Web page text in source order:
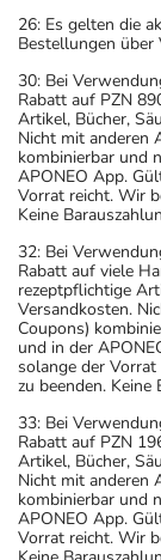
26: Es gelten die
Bestellungen über
30: Bei
Rabatt auf PZN
Artikel, Bücher,
Nicht mit anderen
kombinierbar und
APONEO App.
Vorrat reicht. Wir
Keine
32: Bei
Rabatt auf viele
rezeptpflichtige
Versandkosten.
Coupons)
und in der
solange der
zu beenden. Keine
33: Bei
Rabatt auf PZN
Artikel, Bücher,
Nicht mit anderen
kombinierbar und
APONEO App.
Vorrat reicht. Wir